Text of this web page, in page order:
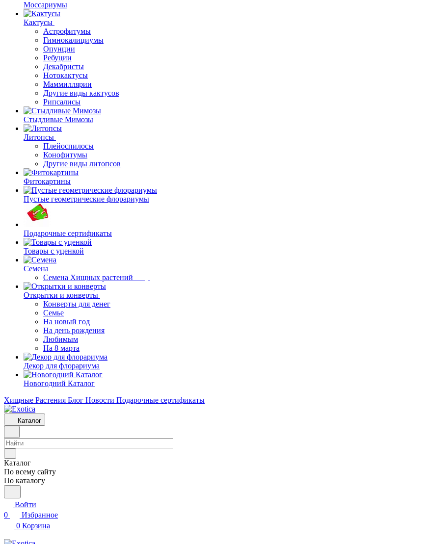
Моссариумы
Кактусы
Астрофитумы
Гимнокалициумы
Опунции
Ребуции
Декабристы
Нотокактусы
Маммиллярии
Другие виды кактусов
Рипсалисы
Стыдливые Мимозы
Литопсы
Плейоспилосы
Конофитумы
Другие виды литопсов
Фитокартины
Пустые геометрические флорариумы
Подарочные сертификаты
Товары с уценкой
Семена
Семена Хищных растений
Открытки и конверты
Конверты для денег
Семье
На новый год
На день рождения
Любимым
На 8 марта
Декор для флорариума
Новогодний Каталог
Хищные Растения Блог Новости Подарочные сертификаты
Каталог
Каталог
По всему сайту
По каталогу
Войти
0
Избранное
0 Корзина